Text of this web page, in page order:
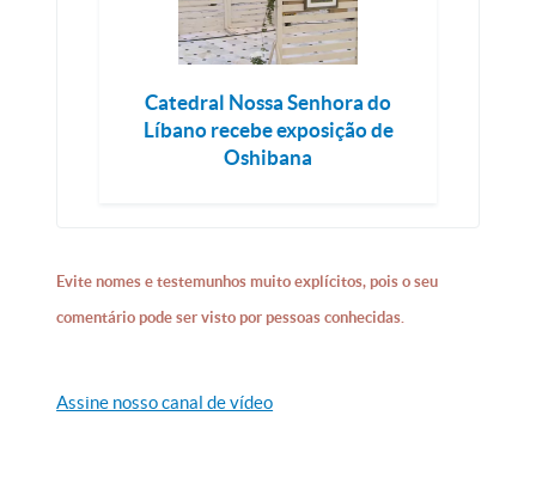
Catedral Nossa Senhora do
Líbano recebe exposição de
Oshibana
Evite nomes e testemunhos muito explícitos, pois o seu
comentário pode ser visto por pessoas conhecidas.
Assine nosso canal de vídeo